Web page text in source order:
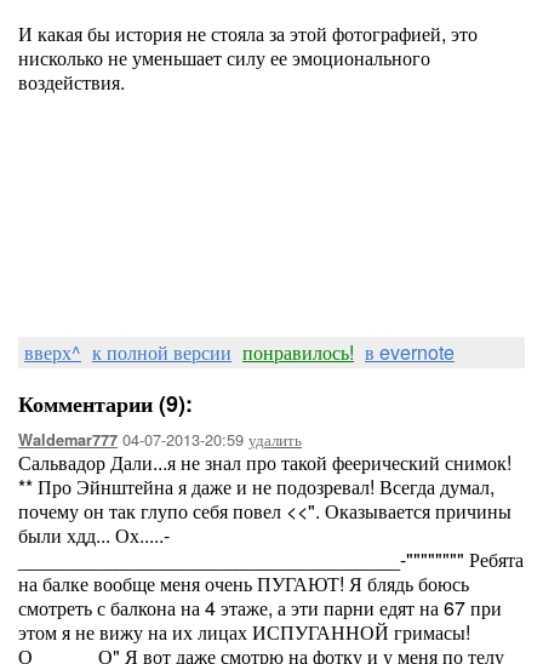
И какая бы история не стояла за этой фотографией, это
нисколько не уменьшает силу ее эмоционального
воздействия.
вверх^ к полной версии понравилось! в evernote
Комментарии (9):
Waldemar777 04-07-2013-20:59 удалить
Сальвадор Дали...я не знал про такой феерический снимок!
** Про Эйнштейна я даже и не подозревал! Всегда думал,
почему он так глупо себя повел <<". Оказывается причины
были хдд... Ох.....-
___________________________________-"""""""" Ребята
на балке вообще меня очень ПУГАЮТ! Я блядь боюсь
смотреть с балкона на 4 этаже, а эти парни едят на 67 при
этом я не вижу на их лицах ИСПУГАННОЙ гримасы!
О______О" Я вот даже смотрю на фотку и у меня по телу